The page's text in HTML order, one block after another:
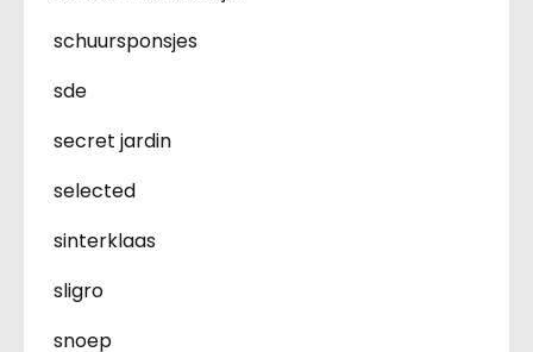
schuursponsjes
sde
secret jardin
selected
sinterklaas
sligro
snoep